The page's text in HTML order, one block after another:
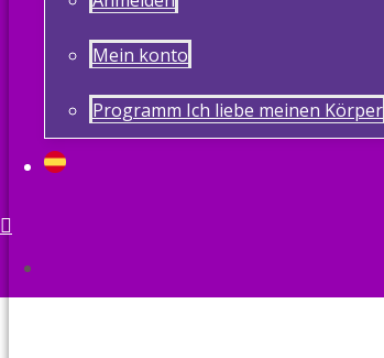
Mein konto
Programm Ich liebe meinen Körper
Suche